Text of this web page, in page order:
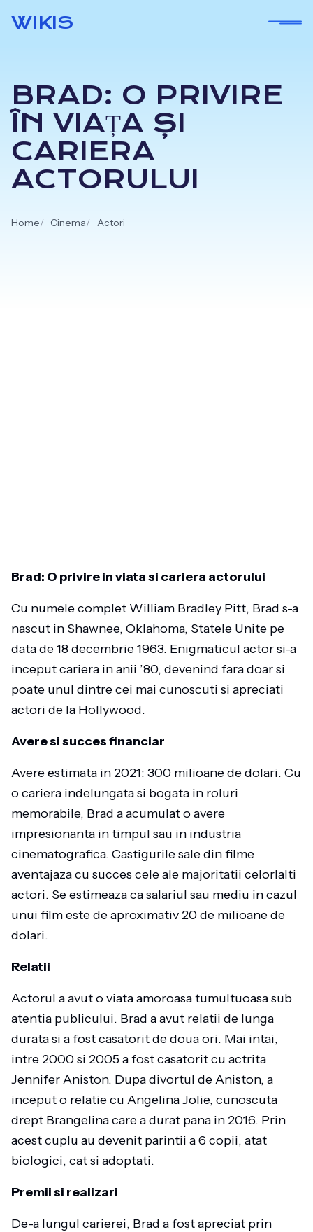
WIKIS
BRAD: O PRIVIRE
ÎN VIAȚA ȘI
CARIERA
ACTORULUI
Home Cinema Actori
Brad: O privire in viata si cariera actorului
Cu numele complet William Bradley Pitt, Brad s-a
nascut in Shawnee, Oklahoma, Statele Unite pe
data de 18 decembrie 1963. Enigmaticul actor si-a
inceput cariera in anii ’80, devenind fara doar si
poate unul dintre cei mai cunoscuti si apreciati
actori de la Hollywood.
Avere si succes financiar
Avere estimata in 2021: 300 milioane de dolari. Cu
o cariera indelungata si bogata in roluri
memorabile, Brad a acumulat o avere
impresionanta in timpul sau in industria
cinematografica. Castigurile sale din filme
aventajaza cu succes cele ale majoritatii celorlalti
actori. Se estimeaza ca salariul sau mediu in cazul
unui film este de aproximativ 20 de milioane de
dolari.
Relatii
Actorul a avut o viata amoroasa tumultuoasa sub
atentia publicului. Brad a avut relatii de lunga
durata si a fost casatorit de doua ori. Mai intai,
intre 2000 si 2005 a fost casatorit cu actrita
Jennifer Aniston. Dupa divortul de Aniston, a
inceput o relatie cu Angelina Jolie, cunoscuta
drept Brangelina care a durat pana in 2016. Prin
acest cuplu au devenit parintii a 6 copii, atat
biologici, cat si adoptati.
Premii si realizari
De-a lungul carierei, Brad a fost apreciat prin